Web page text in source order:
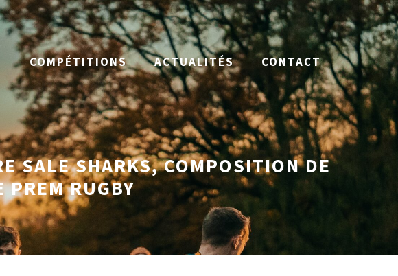
COMPÉTITIONS ACTUALITÉS CONTACT
SALE SHARKS, COMPOSITION DE
PREM RUGBY